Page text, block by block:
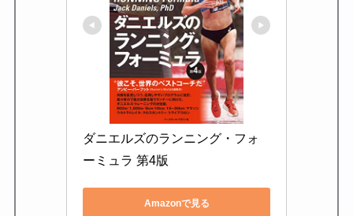
ダニエルズのランニング・フォ
ーミュラ 第4版
Amazonで見る